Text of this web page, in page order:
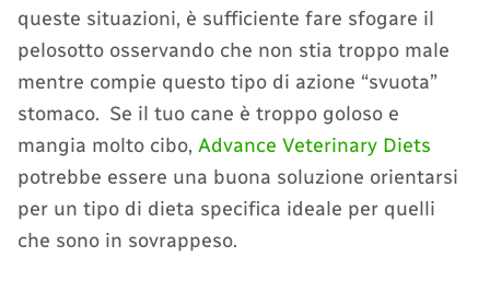
queste situazioni, è sufficiente fare sfogare il
pelosotto osservando che non stia troppo male
mentre compie questo tipo di azione “svuota”
stomaco. Se il tuo cane è troppo goloso e
mangia molto cibo, Advance Veterinary Diets
potrebbe essere una buona soluzione orientarsi
per un tipo di dieta specifica ideale per quelli
che sono in sovrappeso.